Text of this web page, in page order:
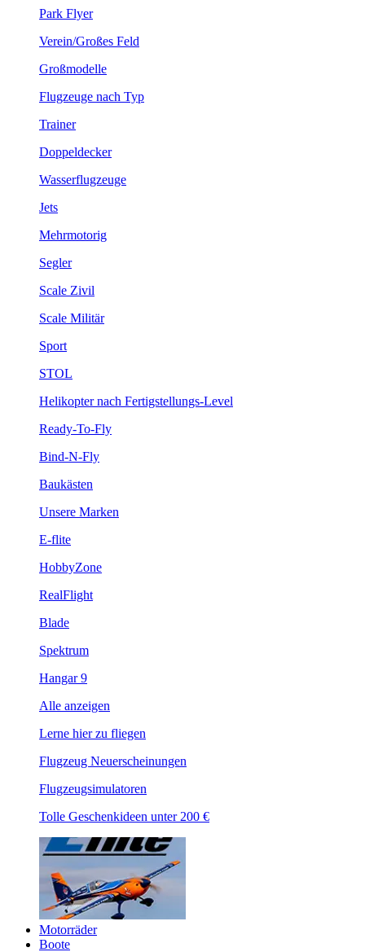
Park Flyer
Verein/Großes Feld
Großmodelle
Flugzeuge nach Typ
Trainer
Doppeldecker
Wasserflugzeuge
Jets
Mehrmotorig
Segler
Scale Zivil
Scale Militär
Sport
STOL
Helikopter nach Fertigstellungs-Level
Ready-To-Fly
Bind-N-Fly
Baukästen
Unsere Marken
E-flite
HobbyZone
RealFlight
Blade
Spektrum
Hangar 9
Alle anzeigen
Lerne hier zu fliegen
Flugzeug Neuerscheinungen
Flugzeugsimulatoren
Tolle Geschenkideen unter 200 €
Motorräder
Boote